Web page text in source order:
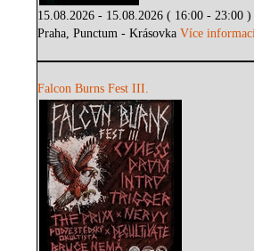
15.08.2026 - 15.08.2026 ( 16:00 - 23:00 )
Praha, Punctum - KrásovkaVíce
Falcon Burns Fest III.